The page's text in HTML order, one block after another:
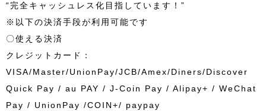
“完全キャッシュレス化目指しています！”
※以下の決済手段が利用可能です
〇使える決済
クレジットカード：
VISA/Master/UnionPay/JCB/Amex/Diners/Discover
Quick Pay / au PAY / J-Coin Pay / Alipay+ / WeChat
Pay / UnionPay /COIN+/ paypay